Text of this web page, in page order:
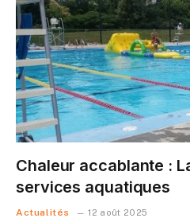
Chaleur accablante :
services aquatiques
Actualités 12 août 2025